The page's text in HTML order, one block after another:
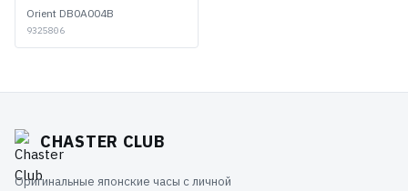
Orient DB0A004B
9325806
CHASTER CLUB
Оригинальные японские часы с личной